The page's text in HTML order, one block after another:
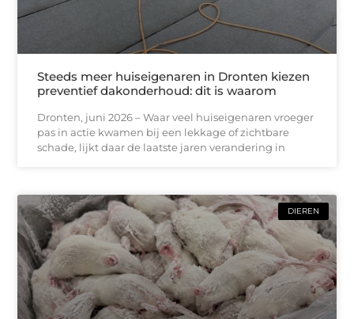
Steeds meer huiseigenaren in Dronten kiezen
preventief dakonderhoud: dit is waarom
Dronten, juni 2026 – Waar veel huiseigenaren vroeger
pas in actie kwamen bij een lekkage of zichtbare
schade, lijkt daar de laatste jaren verandering in
DIEREN